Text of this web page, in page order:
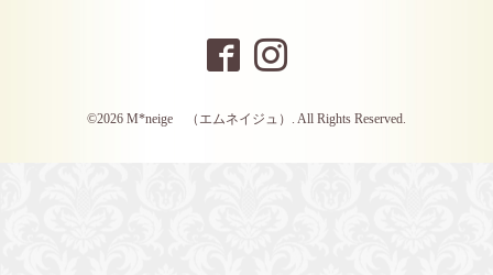
©2026 M*neige （エムネイジュ） . All Rights Reserved.